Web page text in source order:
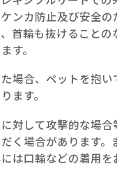
ンカ防止及び安全の
首輪も抜けることの
す。
場合、ペットを抱
ます。
対して攻撃的な場
く場合があります。
は口輪などの着用を